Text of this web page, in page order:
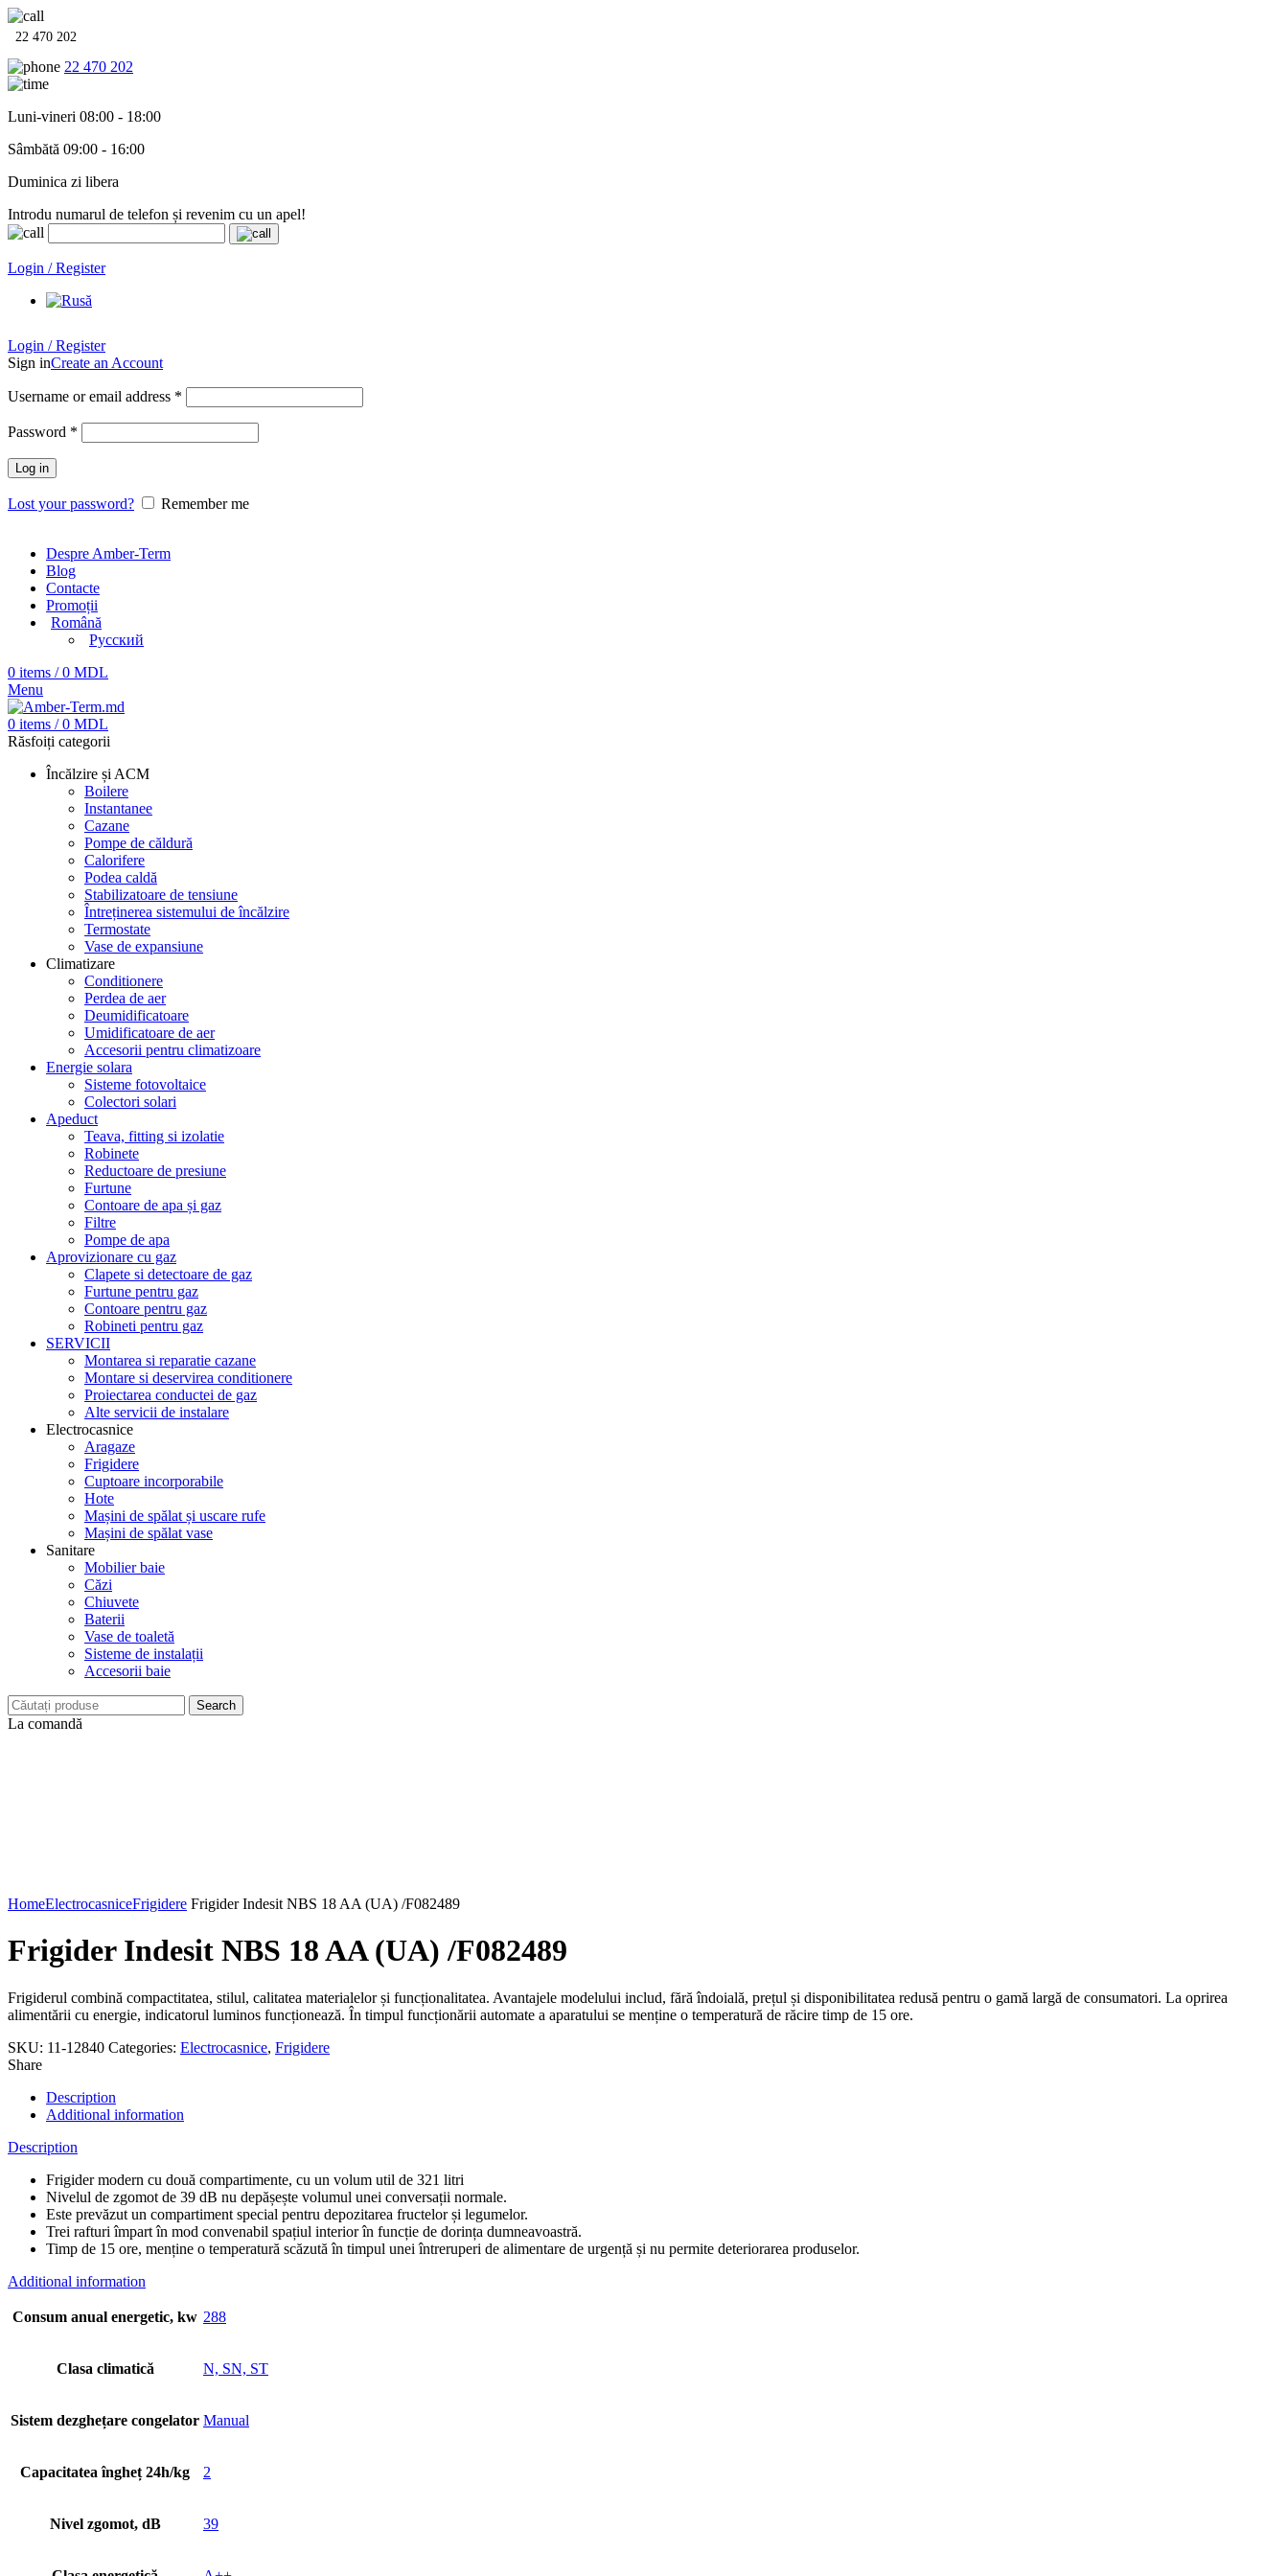
22 470 202
22 470 202
Luni-vineri 08:00 - 18:00
Sâmbătă 09:00 - 16:00
Duminica zi libera
Introdu numarul de telefon și revenim cu un apel!
Login / Register
Login / Register
Sign inCreate an Account
Username or email address *
Password *
Log in
Lost your password? Remember me
Despre Amber-Term
Blog
Contacte
Promoții
Română
Русский
0 items / 0 MDL
Menu
0 items / 0 MDL
Răsfoiți categorii
Încălzire și ACM
Boilere
Instantanee
Cazane
Pompe de căldură
Calorifere
Podea caldă
Stabilizatoare de tensiune
Întreținerea sistemului de încălzire
Termostate
Vase de expansiune
Climatizare
Conditionere
Perdea de aer
Deumidificatoare
Umidificatoare de aer
Accesorii pentru climatizoare
Energie solara
Sisteme fotovoltaice
Colectori solari
Apeduct
Teava, fitting si izolatie
Robinete
Reductoare de presiune
Furtune
Contoare de apa și gaz
Filtre
Pompe de apa
Aprovizionare cu gaz
Clapete si detectoare de gaz
Furtune pentru gaz
Contoare pentru gaz
Robineti pentru gaz
SERVICII
Montarea si reparatie cazane
Montare si deservirea conditionere
Proiectarea conductei de gaz
Alte servicii de instalare
Electrocasnice
Aragaze
Frigidere
Cuptoare incorporabile
Hote
Mașini de spălat și uscare rufe
Mașini de spălat vase
Sanitare
Mobilier baie
Căzi
Chiuvete
Baterii
Vase de toaletă
Sisteme de instalații
Accesorii baie
Search
La comandă
HomeElectrocasniceFrigidere Frigider Indesit NBS 18 AA (UA) /F082489
Frigider Indesit NBS 18 AA (UA) /F082489
Frigiderul combină compactitatea, stilul, calitatea materialelor și funcționalitatea. Avantajele modelului includ, fără îndoială, prețul și disponibilitatea redusă pentru o gamă largă de consumatori. La oprirea
alimentării cu energie, indicatorul luminos funcționează. În timpul funcționării automate a aparatului se menține o temperatură de răcire timp de 15 ore.
SKU: 11-12840 Categories: Electrocasnice, Frigidere
Share
Description
Additional information
Description
Frigider modern cu două compartimente, cu un volum util de 321 litri
Nivelul de zgomot de 39 dB nu depășește volumul unei conversații normale.
Este prevăzut un compartiment special pentru depozitarea fructelor și legumelor.
Trei rafturi împart în mod convenabil spațiul interior în funcție de dorința dumneavoastră.
Timp de 15 ore, menține o temperatură scăzută în timpul unei întreruperi de alimentare de urgență și nu permite deteriorarea produselor.
Additional information
Consum anual energetic, kw 288
Clasa climatică N, SN, ST
Sistem dezghețare congelator Manual
Capacitatea îngheț 24h/kg 2
Nivel zgomot, dB 39